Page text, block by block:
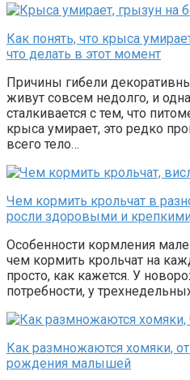
Как понять, что крыса
что делать в этот момент
Причины гибели
живут совсем недолго, и
сталкивается с тем, что
крыса умирает, это редко
всего тело…
Чем кормить крольчат в
росли здоровыми и
Особенности кормления
чем кормить крольчат на
просто, как кажется. У
потребности, у
Как размножаются хомяки,
рождения малышей